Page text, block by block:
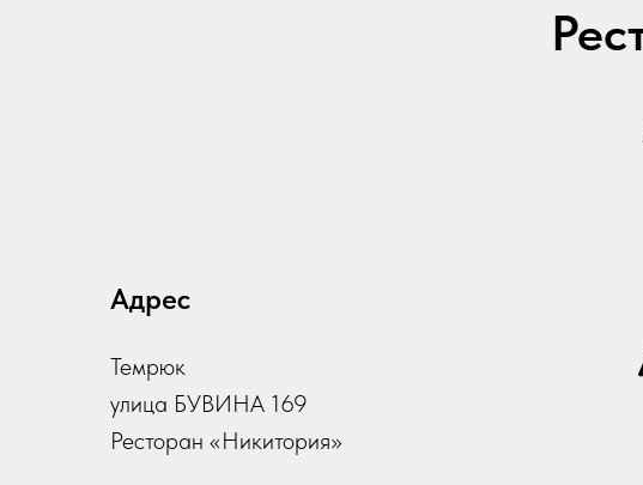
Адрес
Темрюк
улица БУВИНА 169
Ресторан «Никитория»